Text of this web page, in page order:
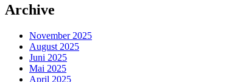
Archive
November 2025
August 2025
Juni 2025
Mai 2025
April 2025